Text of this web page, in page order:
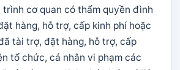
cơ quan có thẩm quyền đình
hàng, hỗ trợ, cấp kinh phí hoặc
tài trợ, đặt hàng, hỗ trợ, cấp
tổ chức, cá nhân vi phạm các